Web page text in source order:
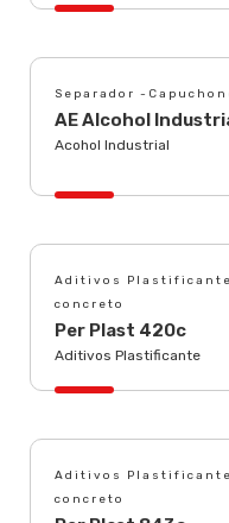
Separador -
AE Alcohol
Acohol Industrial
Aditivos
concreto
Per Plast 420c
Aditivos Plastificante
Aditivos
concreto